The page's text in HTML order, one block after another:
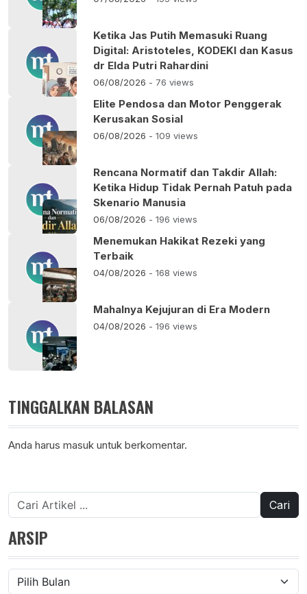
Ketika Jas Putih Memasuki Ruang
Digital: Aristoteles, KODEKI dan Kasus
dr Elda Putri Rahardini
06/08/2026 - 76 views
Elite Pendosa dan Motor Penggerak
Kerusakan Sosial
06/08/2026 - 109 views
Rencana Normatif dan Takdir Allah:
Ketika Hidup Tidak Pernah Patuh pada
Skenario Manusia
06/08/2026 - 196 views
Menemukan Hakikat Rezeki yang
Terbaik
04/08/2026 - 168 views
Mahalnya Kejujuran di Era Modern
04/08/2026 - 196 views
TINGGALKAN BALASAN
Anda harus masuk untuk berkomentar.
Cari
untuk:
ARSIP
Arsip